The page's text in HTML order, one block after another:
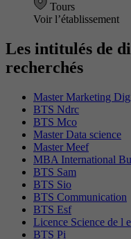
Tours
Voir l’établissement
Les intitulés de
recherchés
Master Marketing
BTS Ndrc
BTS Mco
Master Data science
Master Meef
MBA International
BTS Sam
BTS Sio
BTS Communication
BTS Esf
Licence Science de l
BTS Pi